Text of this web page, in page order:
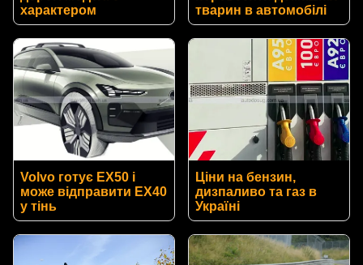
характером
тварин в автомобілі
Volvo готує EX50 і
може відправити EX40
у тінь
Ціни на бензин,
дизпаливо та газ в
Україні